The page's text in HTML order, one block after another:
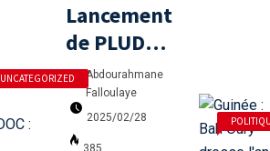
UNCATEGORIZED
Lancement
de PLUDOC
: Une
Innovation
Majeure
Abdourahmane
Falloulaye
2025/02/28